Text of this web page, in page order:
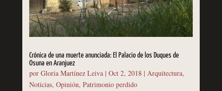
Crónica de una muerte anunciada: El Palacio de los Duques de
Osuna en Aranjuez
por Gloria Martínez Leiva| Oct 2, 2018| Arquitectura,
Noticias, Opinión, Patrimonio perdido